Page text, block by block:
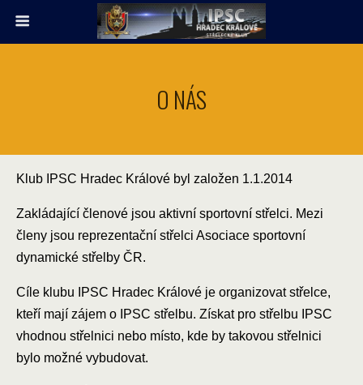
O NÁS
Klub IPSC Hradec Králové byl založen 1.1.2014
Zakládající členové jsou aktivní sportovní střelci. Mezi
členy jsou reprezentační střelci Asociace sportovní
dynamické střelby ČR.
Cíle klubu IPSC Hradec Králové je organizovat střelce,
kteří mají zájem o IPSC střelbu. Získat pro střelbu IPSC
vhodnou střelnici nebo místo, kde by takovou střelnici
bylo možné vybudovat.